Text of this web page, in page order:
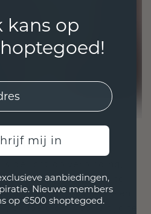
gericht op verbinding,
om de tand des tijds te
symbool van liefde en
bedoeld om voor altijd te
kans op
mij in
aanbiedingen,
Nieuwe members
op €500 shoptegoed.